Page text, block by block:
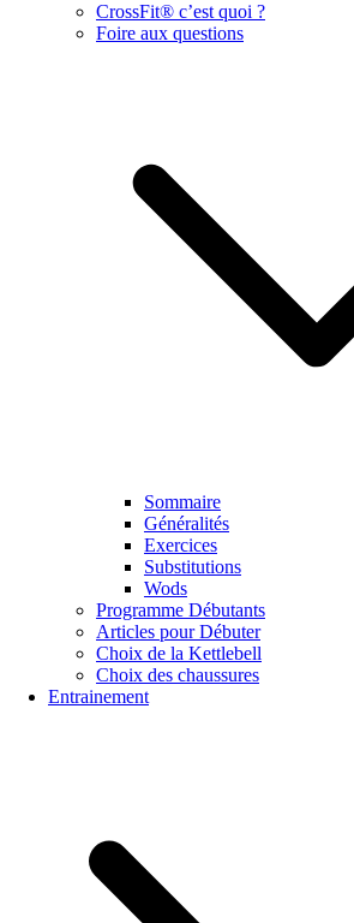
CrossFit® c’est quoi ?
Foire aux questions
Sommaire
Généralités
Exercices
Substitutions
Wods
Programme Débutants
Articles pour Débuter
Choix de la Kettlebell
Choix des chaussures
Entrainement